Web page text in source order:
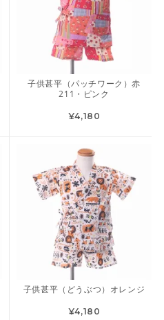
子供甚平（パッチワーク）赤
211・ピンク
¥4,180
子供甚平（どうぶつ）オレンジ
¥4,180